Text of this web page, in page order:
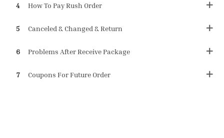
4 How To Pay Rush Order
5 Canceled & Changed & Return
6 Problems After Receive Package
7 Coupons For Future Order